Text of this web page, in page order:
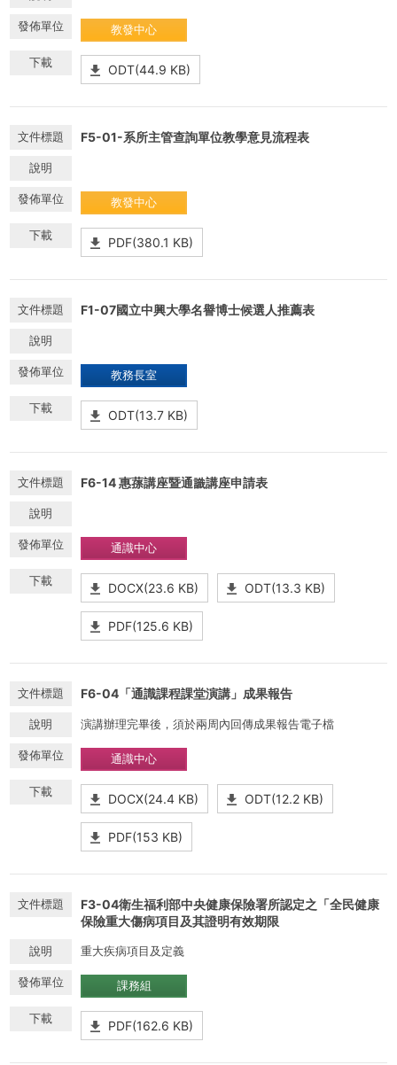
教發中心
ODT(44.9 KB)
F5-01-系所主管查詢單位教學意見流程表
教發中心
PDF(380.1 KB)
F1-07國立中興大學名譽博士候選人推薦表
教務長室
ODT(13.7 KB)
F6-14 惠蓀講座暨通識講座申請表
通識中心
DOCX(23.6 KB) ODT(13.3 KB)
PDF(125.6 KB)
F6-04「通識課程課堂演講」成果報告
演講辦理完畢後，須於兩周內回傳成果報告電子檔
通識中心
DOCX(24.4 KB) ODT(12.2 KB)
PDF(153 KB)
F3-04衛生福利部中央健康保險署所認定之「全民健康
保險重大傷病項目及其證明有效期限
重大疾病項目及定義
課務組
PDF(162.6 KB)